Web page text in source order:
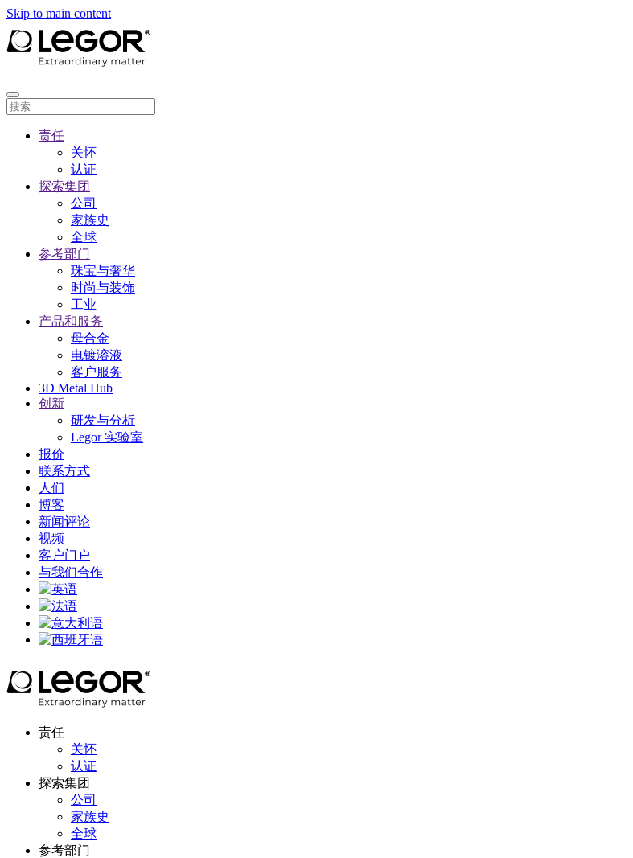
Skip to main content
责任
关怀
认证
探索集团
公司
家族史
全球
参考部门
珠宝与奢华
时尚与装饰
工业
产品和服务
母合金
电镀溶液
客户服务
3D Metal Hub
创新
研发与分析
Legor 实验室
报价
联系方式
人们
博客
新闻评论
视频
客户门户
与我们合作
责任
关怀
认证
探索集团
公司
家族史
全球
参考部门